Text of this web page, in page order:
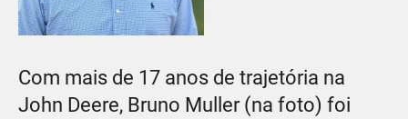
Com mais de 17 anos de trajetória na
John Deere, Bruno Muller (na foto) foi